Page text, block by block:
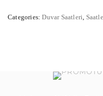
Categories:Duvar Saatleri,